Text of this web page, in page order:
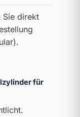
Sie direkt
für